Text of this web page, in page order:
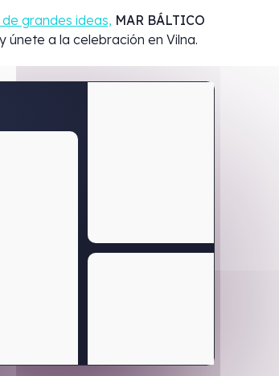
grandes ideas, MAR BÁLTICO
a la celebración en Vilna.